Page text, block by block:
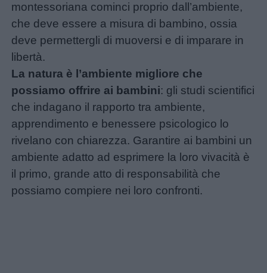
e
aforismi
Buongiorno
Buonanotte
Auguri
Barzellette
montessoriana cominci proprio dall’ambiente,
che deve essere a misura di bambino, ossia
deve permettergli di muoversi e di imparare in
libertà.
La natura è l’ambiente migliore che
possiamo offrire ai bambini: gli studi scientifici
che indagano il rapporto tra ambiente,
apprendimento e benessere psicologico lo
rivelano con chiarezza. Garantire ai bambini un
ambiente adatto ad esprimere la loro vivacità è
il primo, grande atto di responsabilità che
possiamo compiere nei loro confronti.